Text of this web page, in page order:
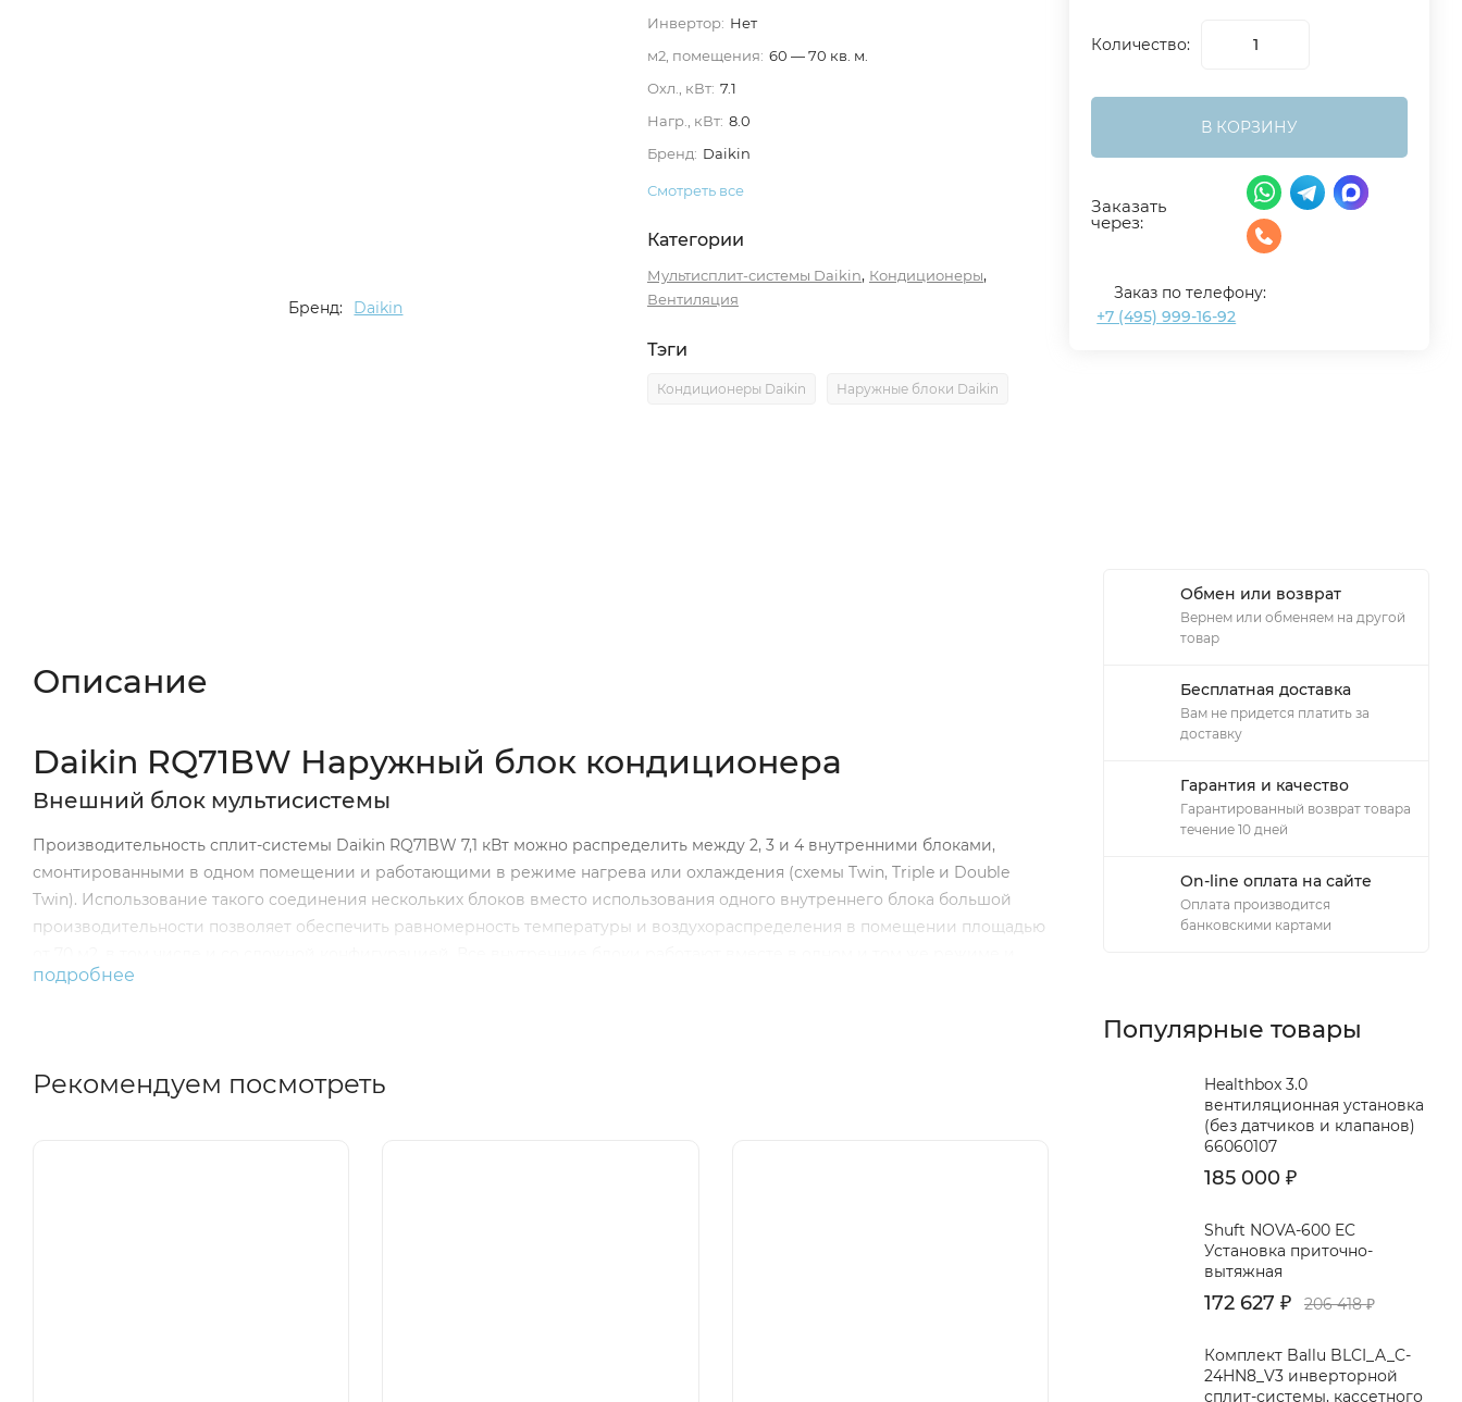
Бренд: Daikin
Инвертор: Нет
м2, помещения: 60 — 70 кв. м.
Охл., кВт: 7.1
Нагр., кВт: 8.0
Бренд: Daikin
Смотреть все
Категории
Мультисплит-системы Daikin, Кондиционеры,
Вентиляция
Тэги
Кондиционеры Daikin Наружные блоки Daikin
Количество:
В КОРЗИНУ
Заказать
через:
Заказ по телефону:
+7 (495) 999-16-92
Описание
Daikin RQ71BW Наружный блок кондиционера
Внешний блок мультисистемы
Производительность сплит-системы Daikin RQ71BW 7,1 кВт можно распределить между 2, 3 и 4 внутренними блоками,
смонтированными в одном помещении и работающими в режиме нагрева или охлаждения (схемы Twin, Triple и Double
Twin). Использование такого соединения нескольких блоков вместо использования одного внутреннего блока большой
производительности позволяет обеспечить равномерность температуры и воздухораспределения в помещении площадью
управ-ляются с одного пульта управления.
подробнее
Рекомендуем посмотреть
Обмен или возврат
Вернем или обменяем на другой
товар
Бесплатная доставка
Вам не придется платить за
доставку
Гарантия и качество
Гарантированный возврат товара
течение 10 дней
On-line оплата на сайте
Оплата производится
банковскими картами
Популярные товары
Healthbox 3.0
вентиляционная установка
(без датчиков и клапанов)
66060107
185 000 ₽
Shuft NOVA-600 EC
Установка приточно-
вытяжная
172 627 ₽ 206 418₽
Комплект Ballu BLCI_A_C-
24HN8_V3 инверторной
сплит-системы, кассетного